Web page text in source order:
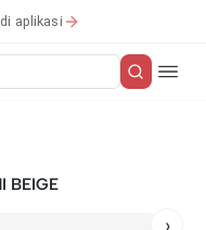
aplikasi
BEIGE
›